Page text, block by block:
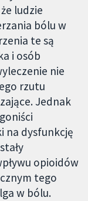
ludzie
bólu w
te są
i osób
nie
rzutu
Jednak
na dysfunkcję
opioidów
tego
w bólu.